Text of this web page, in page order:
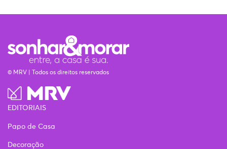
© MRV | Todos os direitos reservados
EDITORIAIS
Papo de Casa
Decoração